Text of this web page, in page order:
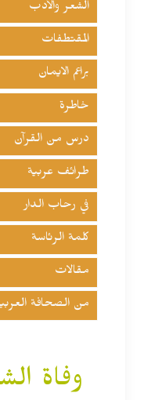
الشعر والأدب
المقتطفات
براعم الايمان
خاطرة
درس من القرآن
طرائف عربية
في رحاب الدار
كلمة الرئاسة
مقالات
من الصحافة
وفاة